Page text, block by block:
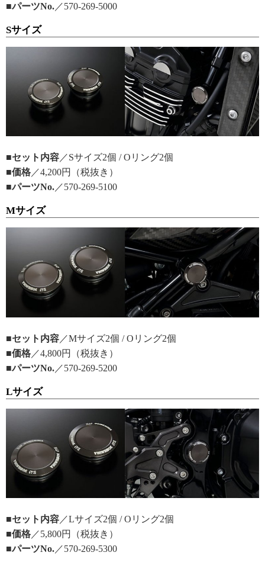
■パーツNo. ／570-269-5000
Sサイズ
■セット内容 ／Sサイズ2個 / Oリング2個
■価格 ／4,200円（税抜き）
■パーツNo. ／570-269-5100
Mサイズ
■セット内容 ／Mサイズ2個 / Oリング2個
■価格 ／4,800円（税抜き）
■パーツNo. ／570-269-5200
Lサイズ
■セット内容 ／Lサイズ2個 / Oリング2個
■価格 ／5,800円（税抜き）
■パーツNo. ／570-269-5300